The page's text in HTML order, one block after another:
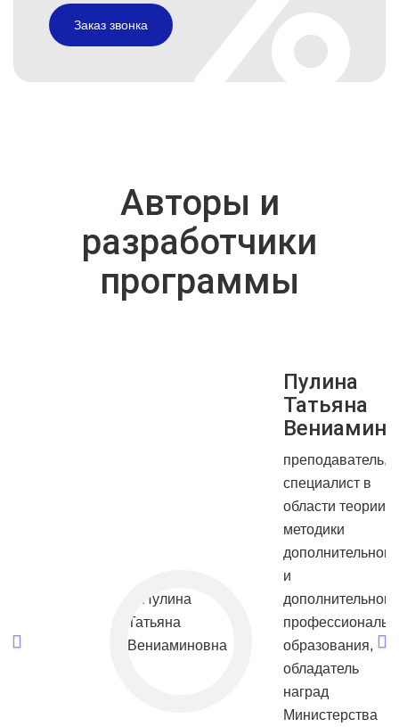
Заказ звонка
Авторы и
разработчики
программы
Пулина
Татьяна
преподаватель,
специалист в
области теории и
методики
дополнительного
и
дополнительного
образования,
обладатель
наград
Министерства